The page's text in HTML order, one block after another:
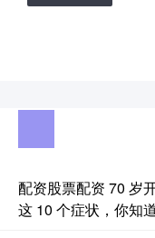
配资股票配资 70 岁
这 10 个症状，你知